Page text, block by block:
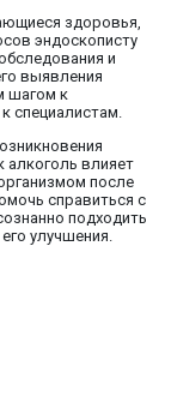
здоровья,
эндоскописту
и
выявления
шагом к
специалистам.
алкоголь влияет
после
справиться с
подходить
улучшения.